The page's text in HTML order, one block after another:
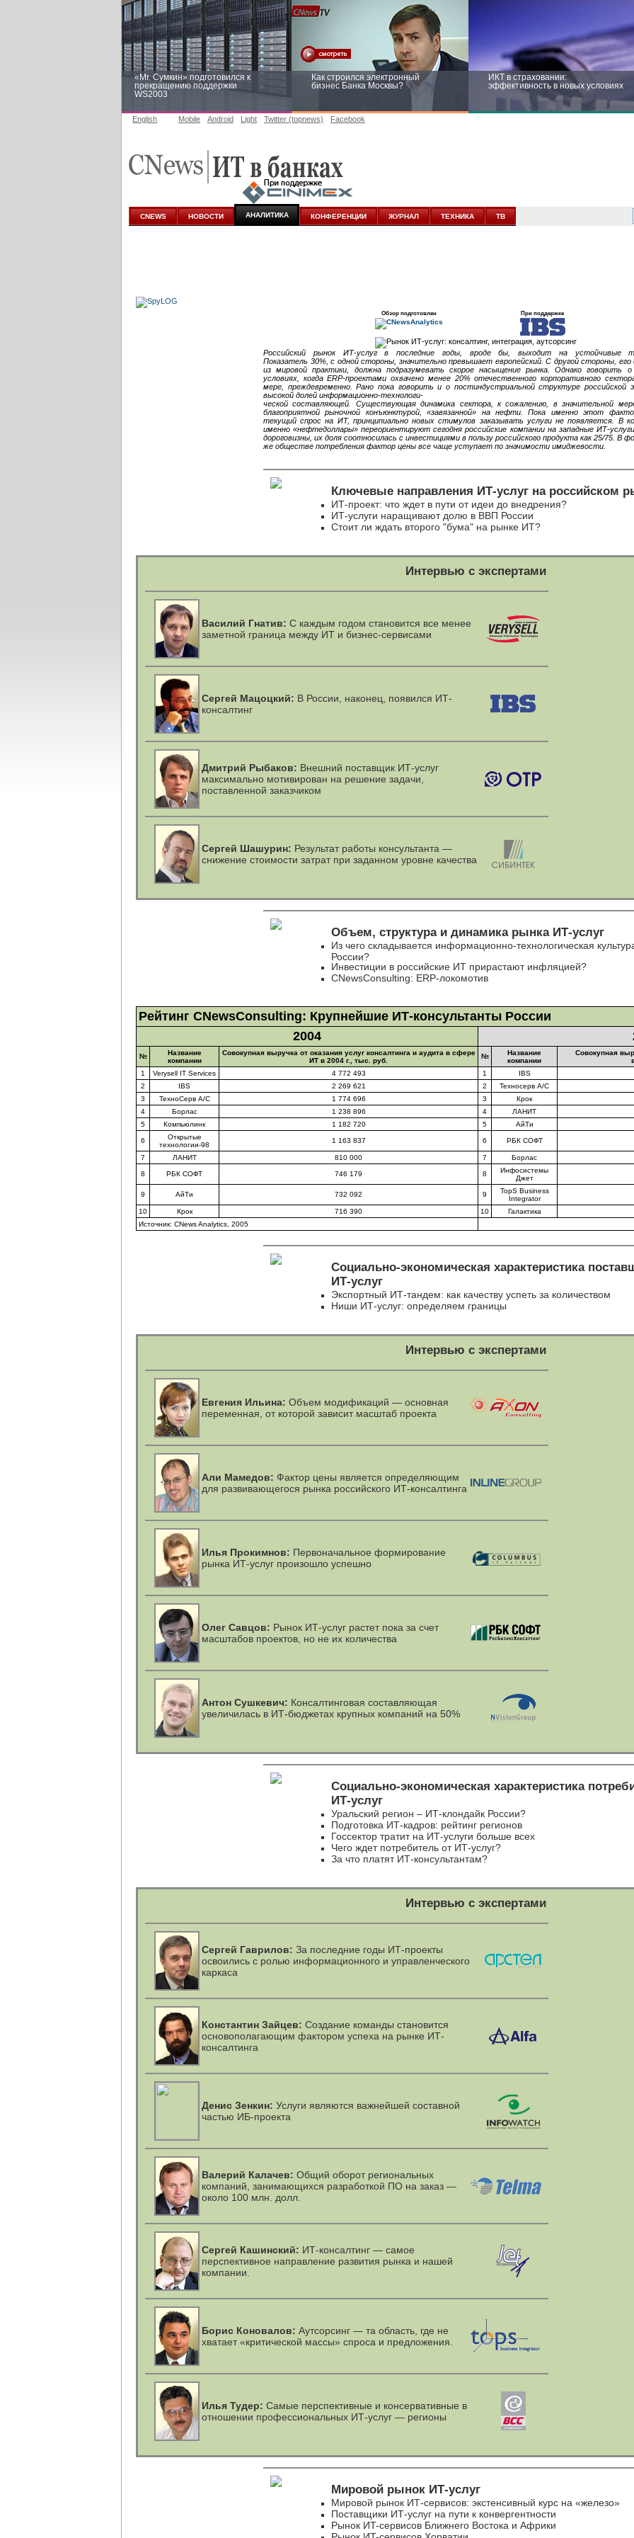
«Mr. Сумкин» подготовился к
прекращению поддержки
WS2003
Как строился электронный
бизнес Банка Москвы?
ИКТ в страховании:
эффективность в новых условиях
Заоблачная оптимизация: как
аналитике
Рейтинг CNewsInfrastructure 2015:
приглашаем участвовать
новых условиях
English Mobile Android Light Twitter (topnews) Facebook
CNEWS НОВОСТИ АНАЛИТИКА КОНФЕРЕНЦИИ ЖУРНАЛ ТЕХНИКА ТВ
Обзор подготовлен При поддержке
Российский рынок ИТ-услугв последние годы, вроде бы, выходит на устойчивые
Показатель 30%, с одной стороны, значительно превышает европейский. С другой стороны, его
из мировой практики, должна подразумевать скорое насыщение рынка. Однако говорить
условиях, когдаERP-проектами охвачено менее 20% отечественного корпоративного
мере, преждевременно. Рано пока говорить и о постиндустриальной структуре российской
высокой долей информационно-технологи-
ческой составляющей. Существующая динамика сектора, к сожалению, в значительной
благоприятной рыночной конъюнктурой, «завязанной» на нефти. Пока именно этот
текущий спрос на ИТ, принципиально новых стимулов заказывать услуги не появляется. В
именно «нефтедоллары» переориентируют сегодня российские компании на западные ИТ-услуги
дороговизны, их доля соотносилась с инвестициями в пользу российского продукта как 25/75. В
же обществе потребления фактор цены все чаще уступает по значимости имиджевости.
Ключевые направления ИТ-услуг на российском
ИТ-проект: что ждет в пути от идеи до внедрения?
ИТ-услуги наращивают долю в ВВП России
Стоит ли ждать второго "бума" на рынке ИТ?
Интервью с экспертами
Василий Гнатив: С каждым годом становится все менее
заметной граница между ИТ и бизнес-сервисами
Сергей Мацоцкий: В России, наконец, появился ИТ-
консалтинг
Дмитрий Рыбаков: Внешний поставщик ИТ-услуг
максимально мотивирован на решение задачи,
поставленной заказчиком
Сергей Шашурин: Результат работы консультанта —
снижение стоимости затрат при заданном уровне качества
Объем, структура и динамика рынка ИТ-услуг
Из чего складывается информационно-технологическая
России?
Инвестиции в российские ИТ прирастают инфляцией?
CNewsConsulting: ERP-локомотив
Рейтинг CNewsConsulting: Крупнейшие ИТ-консультанты России
2004
№
Название
компании
Совокупная выручка от оказания услуг консалтинга и аудита в сфере
ИТ в 2004 г., тыс. руб.
№
Название
компании
Совокупная
1
Verysell IT Services 4 772 493 1
IBS
2
IBS 2 269 621 2
Техносерв А/С
3
ТехноСерв А/С 1 774 696 3
Крок
4
Борлас 1 238 896 4
ЛАНИТ
5
Компьюлинк 1 182 720 5 АйТи
6
Открытые
технологии-98
1 163 837 6 РБК СОФТ
7 ЛАНИТ 810 000 7 Борлас
8 РБК СОФТ 746 179 8
Инфосистемы
Джет
9 АйТи 732 092 9
TopS Business
Integrator
10
Крок 716 390 10
Галактика
Источник: CNews Analytics, 2005
Социально-экономическая характеристика
ИТ-услуг
Экспортный ИТ-тандем: как качеству успеть за количеством
Ниши ИТ-услуг: определяем границы
Интервью с экспертами
Евгения Ильина: Объем модификаций — основная
переменная, от которой зависит масштаб проекта
Али Мамедов: Фактор цены является определяющим
для развивающегося рынка российского ИТ-консалтинга
Илья Прокимнов: Первоначальное формирование
рынка ИТ-услуг произошло успешно
Олег Савцов: Рынок ИТ-услуг растет пока за счет
масштабов проектов, но не их количества
Антон Сушкевич: Консалтинговая составляющая
увеличилась в ИТ-бюджетах крупных компаний на 50%
Социально-экономическая характеристика
ИТ-услуг
Уральский регион – ИТ-клондайк России?
Подготовка ИТ-кадров: рейтинг регионов
Госсектор тратит на ИТ-услуги больше всех
Чего ждет потребитель от ИТ-услуг?
За что платят ИТ-консультантам?
Интервью с экспертами
Сергей Гаврилов: За последние годы ИТ-проекты
освоились с ролью информационного и управленческого
каркаса
Константин Зайцев: Создание команды становится
основополагающим фактором успеха на рынке ИТ-
консалтинга
Денис Зенкин: Услуги являются важнейшей составной
частью ИБ-проекта
Валерий Калачев: Общий оборот региональных
компаний, занимающихся разработкой ПО на заказ —
около 100 млн. долл.
Сергей Кашинский: ИТ-консалтинг — самое
перспективное направление развития рынка и нашей
компании.
Борис Коновалов: Аутсорсинг — та область, где не
хватает «критической массы» спроса и предложения.
Илья Тудер: Самые перспективные и консервативные в
отношении профессиональных ИТ-услуг — регионы
Мировой рынок ИТ-услуг
Мировой рынок ИТ-сервисов: экстенсивный курс на «железо»
Поставщики ИТ-услуг на пути к конвергентности
Рынок ИT-сервисов Ближнего Востока и Африки